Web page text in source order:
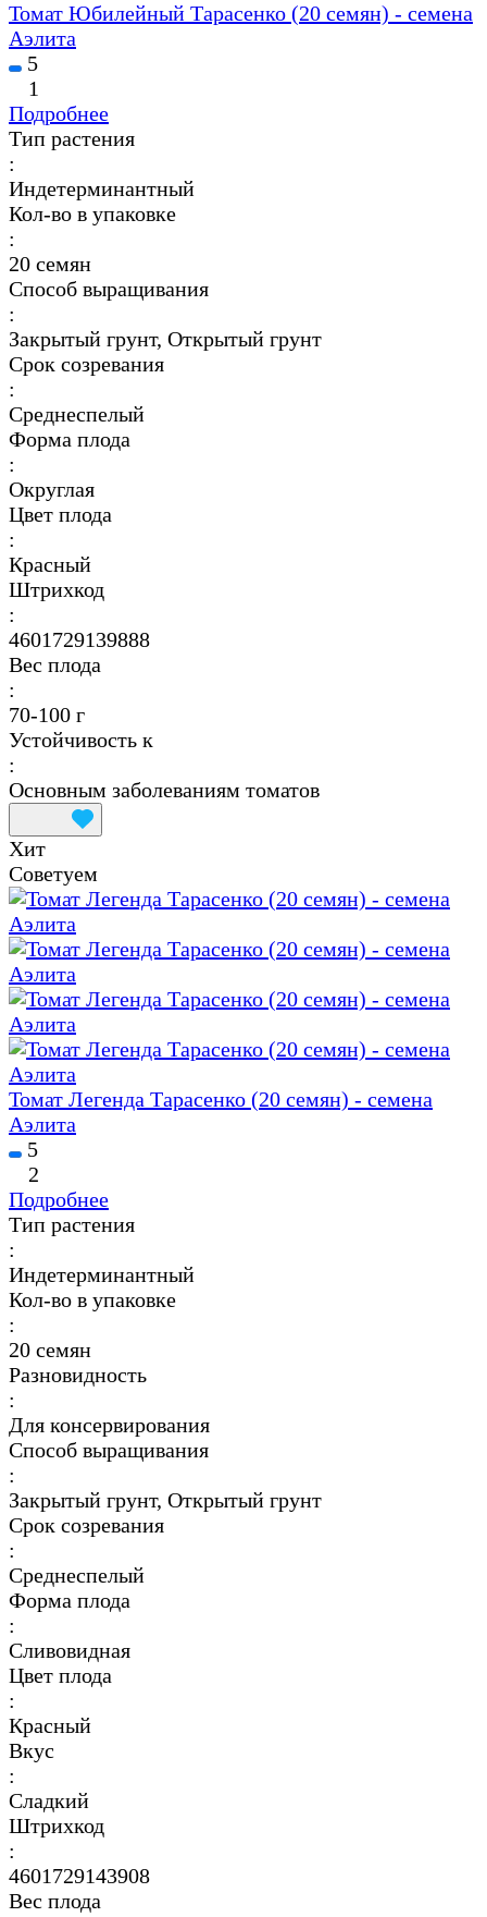
Томат Юбилейный Тарасенко (20 семян) - семена
Аэлита
5
1
Подробнее
Тип растения
:
Индетерминантный
Кол-во в упаковке
:
20 семян
Способ выращивания
:
Закрытый грунт, Открытый грунт
Срок созревания
:
Среднеспелый
Форма плода
:
Округлая
Цвет плода
:
Красный
Штрихкод
:
4601729139888
Вес плода
:
70-100 г
Устойчивость к
:
Основным заболеваниям томатов
Хит
Советуем
Томат Легенда Тарасенко (20 семян) - семена
Аэлита
5
2
Подробнее
Тип растения
:
Индетерминантный
Кол-во в упаковке
:
20 семян
Разновидность
:
Для консервирования
Способ выращивания
:
Закрытый грунт, Открытый грунт
Срок созревания
:
Среднеспелый
Форма плода
:
Сливовидная
Цвет плода
:
Красный
Вкус
:
Сладкий
Штрихкод
:
4601729143908
Вес плода